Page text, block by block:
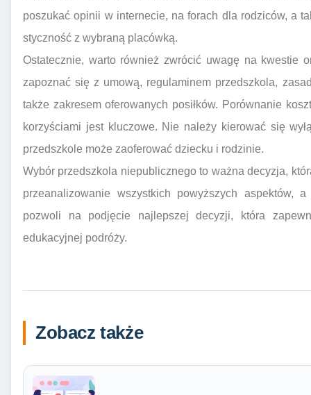
poszukać opinii w internecie, na forach dla rodziców, a
styczność z wybraną placówką.
Ostatecznie, warto również zwrócić uwagę na kwestie
zapoznać się z umową, regulaminem przedszkola,
także zakresem oferowanych posiłków. Porównanie
korzyściami jest kluczowe. Nie należy kierować się
przedszkole może zaoferować dziecku i rodzinie.
Wybór przedszkola niepublicznego to ważna decyzja,
przeanalizowanie wszystkich powyższych aspektów,
pozwoli na podjęcie najlepszej decyzji, która
edukacyjnej podróży.
Zobacz także